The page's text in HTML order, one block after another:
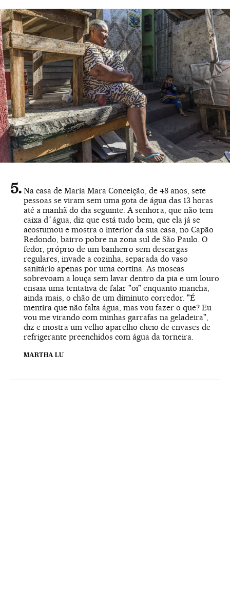
Na casa de Maria Mara Conceição, de 48 anos, sete
pessoas se viram sem uma gota de água das 13 horas
até a manhã do dia seguinte. A senhora, que não tem
caixa d´água, diz que está tudo bem, que ela já se
acostumou e mostra o interior da sua casa, no Capão
Redondo, bairro pobre na zona sul de São Paulo. O
fedor, próprio de um banheiro sem descargas
regulares, invade a cozinha, separada do vaso
sanitário apenas por uma cortina. As moscas
sobrevoam a louça sem lavar dentro da pia e um louro
ensaia uma tentativa de falar "oi" enquanto mancha,
ainda mais, o chão de um diminuto corredor. "É
mentira que não falta água, mas vou fazer o que? Eu
vou me virando com minhas garrafas na geladeira",
diz e mostra um velho aparelho cheio de envases de
refrigerante preenchidos com água da torneira.
MARTHA LU